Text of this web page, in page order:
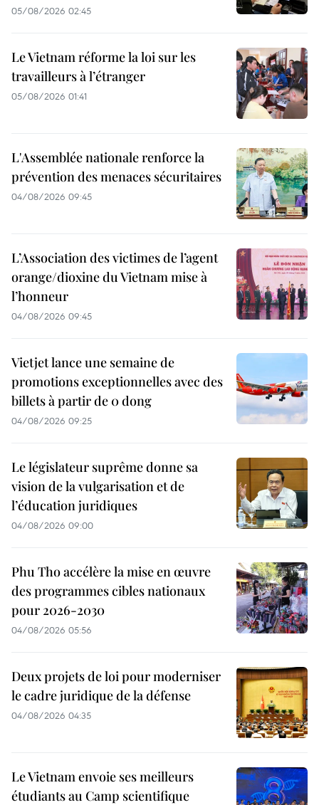
05/08/2026 02:45
Le Vietnam réforme la loi sur les
travailleurs à l’étranger
05/08/2026 01:41
L'Assemblée nationale renforce la
prévention des menaces sécuritaires
04/08/2026 09:45
L’Association des victimes de l’agent
orange/dioxine du Vietnam mise à
l’honneur
04/08/2026 09:45
Vietjet lance une semaine de
promotions exceptionnelles avec des
billets à partir de 0 dong
04/08/2026 09:25
Le législateur suprême donne sa
vision de la vulgarisation et de
l’éducation juridiques
04/08/2026 09:00
Phu Tho accélère la mise en œuvre
des programmes cibles nationaux
pour 2026-2030
04/08/2026 05:56
Deux projets de loi pour moderniser
le cadre juridique de la défense
04/08/2026 04:35
Le Vietnam envoie ses meilleurs
étudiants au Camp scientifique